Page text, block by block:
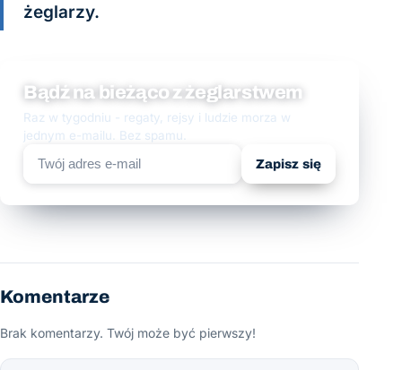
żeglarzy.
Bądź na bieżąco z żeglarstwem
Raz w tygodniu - regaty, rejsy i ludzie morza w
jednym e-mailu. Bez spamu.
Zapisz się
Komentarze
Brak komentarzy. Twój może być pierwszy!